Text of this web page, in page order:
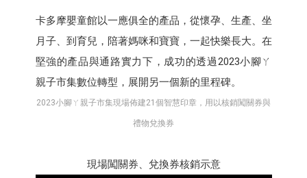
卡多摩嬰童館以一應俱全的產品，從懷孕、生產、坐
月子、到育兒，陪著媽咪和寶寶，一起快樂長大。在
堅強的產品與通路實力下，成功的透過2023小腳ㄚ
親子市集數位轉型，展開另一個新的里程碑。
2023小腳ㄚ親子市集現場佈建21個智慧印章，用以核銷闖關券與
禮物兌換券
現場闖關券、兌換券核銷示意